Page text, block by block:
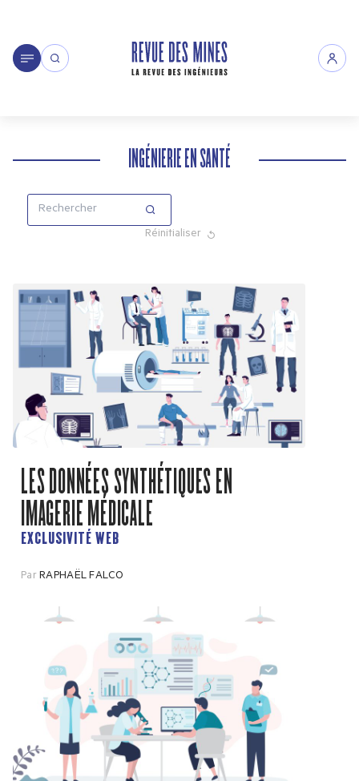
INGÉNIERIE EN SANTÉ
Réinitialiser
LES DONNÉES SYNTHÉTIQUES EN
IMAGERIE MÉDICALE
EXCLUSIVITÉ WEB
ParRAPHAËL FALCO